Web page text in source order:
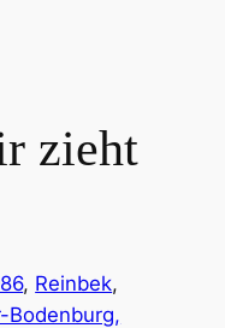
zieht
, Reinbek
Bodenburg,